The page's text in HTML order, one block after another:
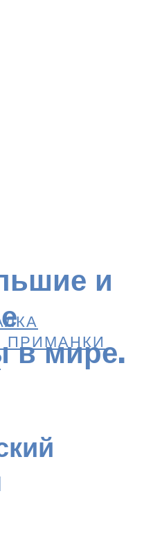
ПРИМАНКИ
и
в мире.